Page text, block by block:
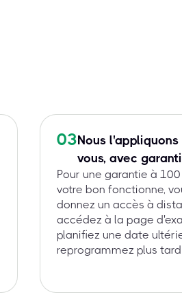
03 Nous
vous, avec
Pour une garantie à 100
votre bon fonctionne,
donnez un accès à
accédez à la page
planifiez une date
reprogrammez plus